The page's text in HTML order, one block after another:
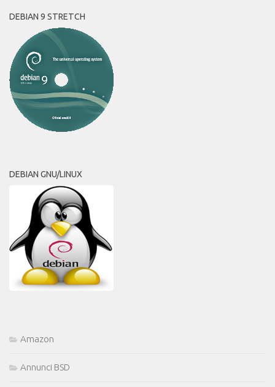
DEBIAN 9 STRETCH
DEBIAN GNU/LINUX
Amazon
Annunci BSD